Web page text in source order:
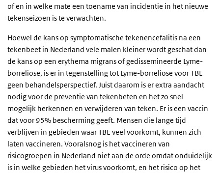
of en in welke mate een toename van incidentie in het nieuwe
tekenseizoen is te verwachten.
Hoewel de kans op symptomatische tekenencefalitis na een
tekenbeet in Nederland vele malen kleiner wordt geschat dan
de kans op een erythema migrans of gedissemineerde Lyme-
borreliose, is er in tegenstelling tot Lyme-borreliose voor TBE
geen behandelsperspectief. Juist daarom is er extra aandacht
nodig voor de preventie van tekenbeten en het zo snel
mogelijk herkennen en verwijderen van teken. Er is een vaccin
dat voor 95% bescherming geeft. Mensen die lange tijd
verblijven in gebieden waar TBE veel voorkomt, kunnen zich
laten vaccineren. Vooralsnog is het vaccineren van
risicogroepen in Nederland niet aan de orde omdat onduidelijk
is in welke gebieden het virus voorkomt, en het risico op het